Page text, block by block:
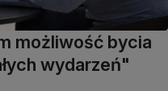
możliwość bycia
wydarzeń"